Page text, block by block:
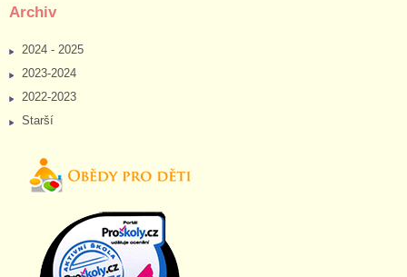
Archiv
2024 - 2025
2023-2024
2022-2023
Starší